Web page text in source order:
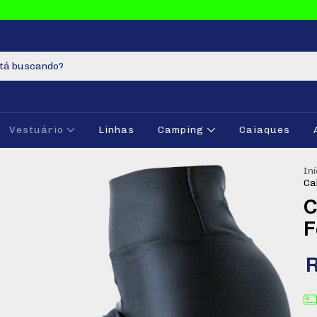
Vestuário Linhas Camping Caiaques